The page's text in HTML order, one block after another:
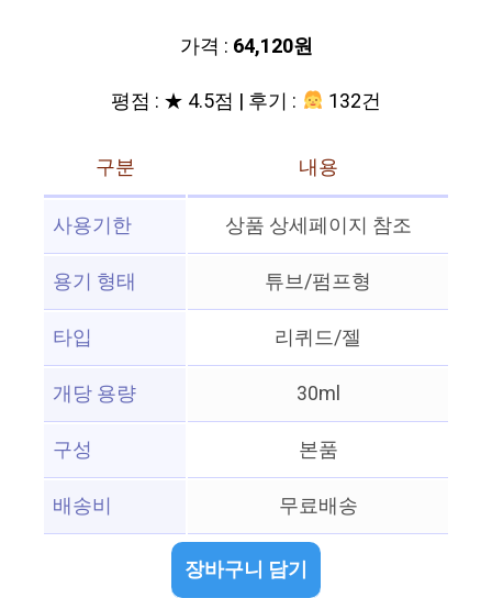
가격 : 64,120원
평점 : ★ 4.5점 | 후기 :
132건
구분
내용
사용기한
상품 상세페이지 참조
용기 형태
튜브/펌프형
타입
리퀴드/젤
개당 용량
30ml
구성
본품
배송비
무료배송
장바구니 담기